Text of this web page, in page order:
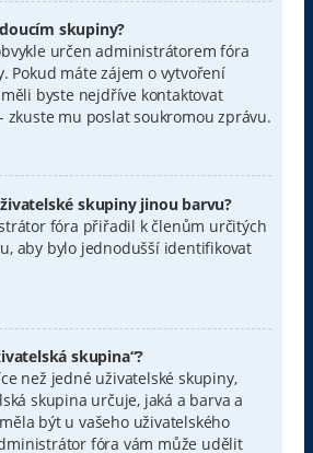
skupiny?
určen administrátorem fóra
Pokud máte zájem o vytvoření
byste nejdříve kontaktovat
mu poslat soukromou zprávu.
skupiny jinou barvu?
fóra přiřadil k členům určitých
aby bylo jednodušší identifikovat
skupina“?
než jedné uživatelské skupiny,
skupina určuje, jaká a barva a
být u vašeho uživatelského
fóra vám může udělit